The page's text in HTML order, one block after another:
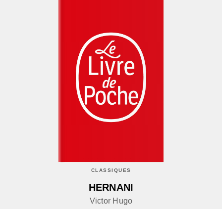
CLASSIQUES
HERNANI
Victor Hugo